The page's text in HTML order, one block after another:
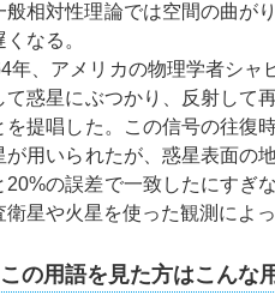
般相対性理論では空間の曲が
くなる。
年、アメリカの物理学者シャ
て惑星にぶつかり、反射して
を提唱した。この信号の往復
が用いられたが、惑星表面の
20%の誤差で一致したにすぎ
衛星や火星を使った観測によ
この用語を見た方はこんな